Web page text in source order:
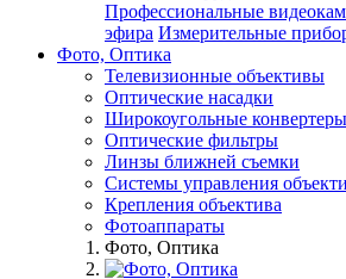
Профессиональные
эфира Измерительные
Фото, Оптика
Телевизионные объективы
Оптические насадки
Широкоугольные конвертеры
Оптические фильтры
Линзы ближней съемки
Системы управления
Крепления объектива
Фотоаппараты
Фото, Оптика